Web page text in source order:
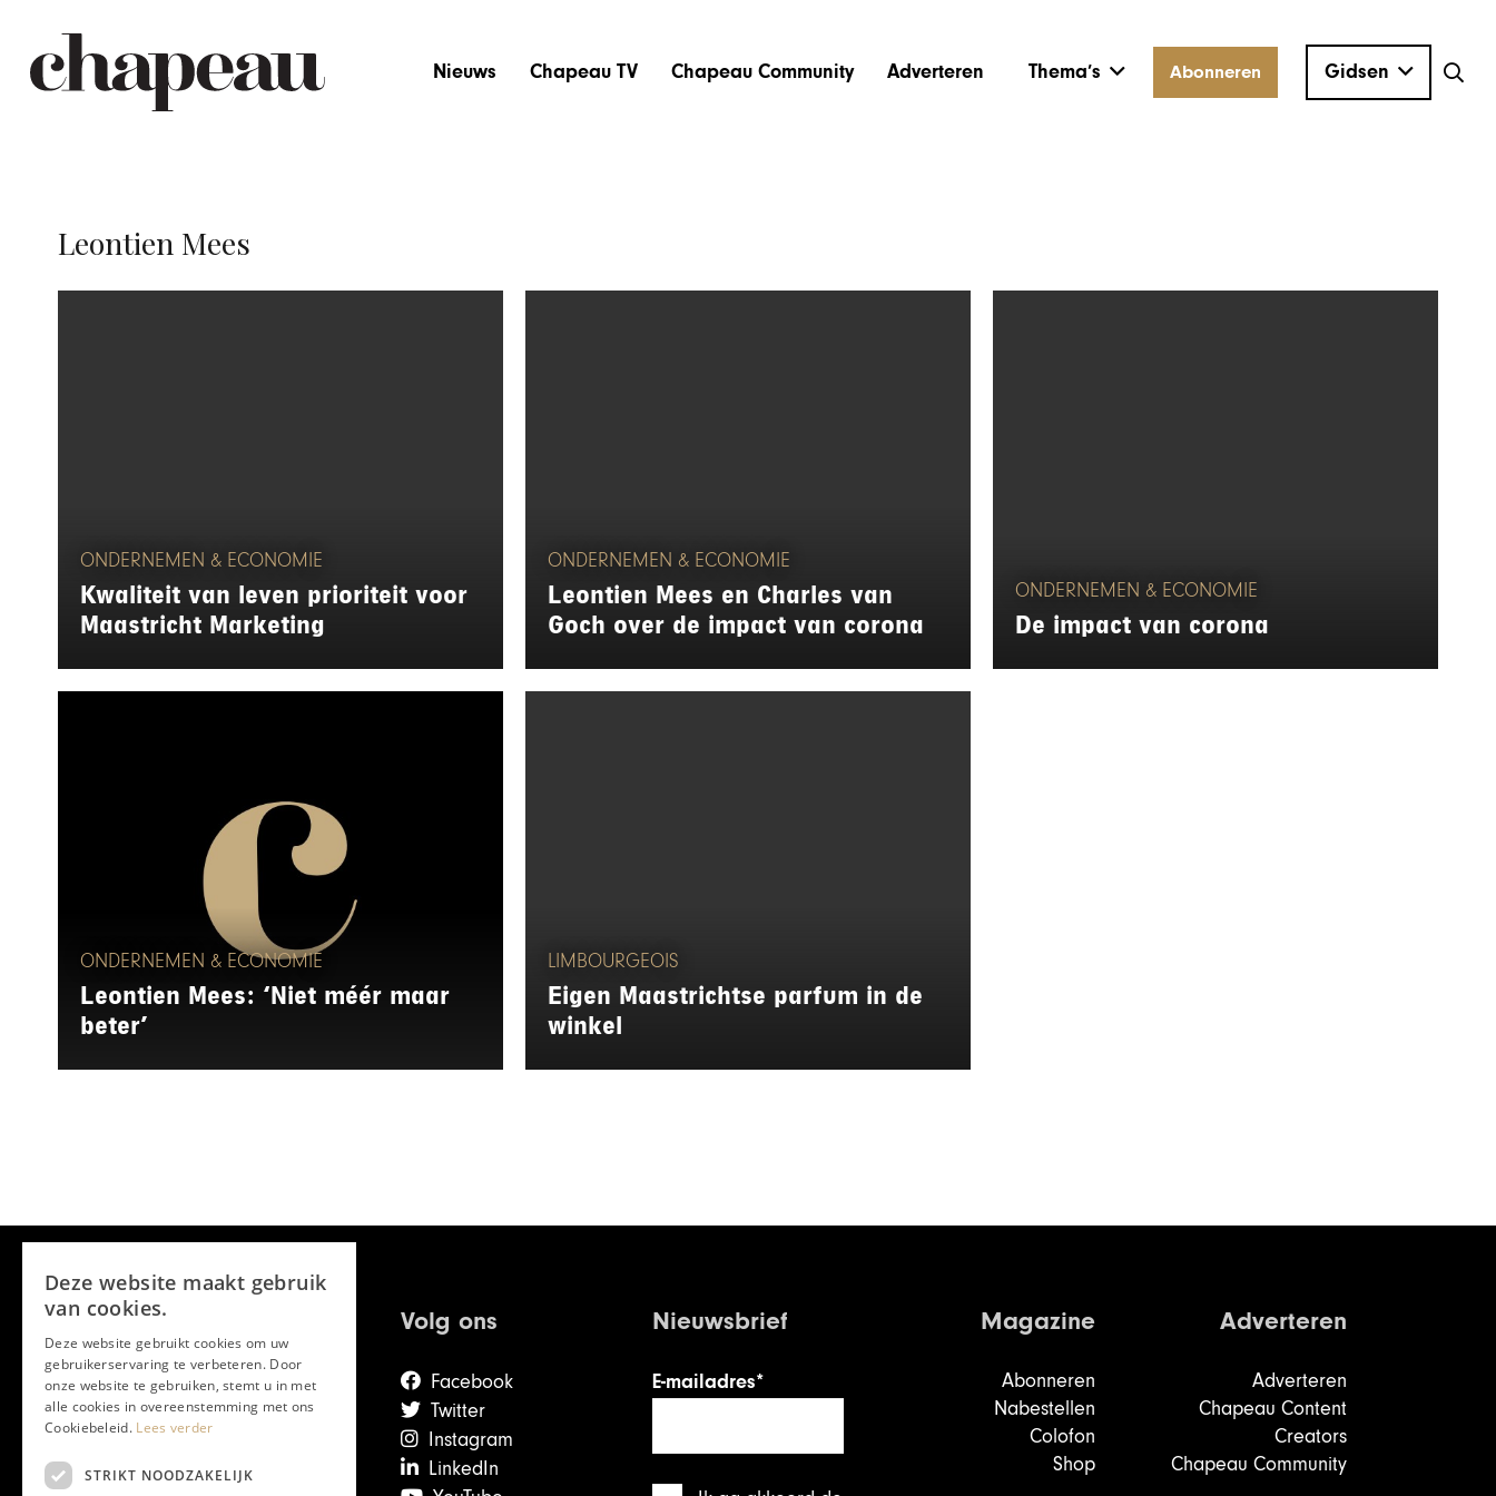
Nieuws Chapeau TV Chapeau Community Adverteren Thema’s Abonneren Gidsen
Leontien Mees
ONDERNEMEN & ECONOMIE
Kwaliteit van leven prioriteit voor
Maastricht Marketing
ONDERNEMEN & ECONOMIE
Leontien Mees en Charles van
Goch over de impact van corona
ONDERNEMEN & ECONOMIE
De impact van corona
ONDERNEMEN & ECONOMIE
Leontien Mees: ‘Niet méér maar
beter’
LIMBOURGEOIS
Eigen Maastrichtse parfum in de
winkel
Volg ons
Facebook
Twitter
Instagram
LinkedIn
Nieuwsbrief
E-mailadres*
Magazine
Abonneren
Nabestellen
Colofon
Shop
Adverteren
Adverteren
Chapeau Content
Creators
Chapeau Community
Deze website maakt gebruik
van cookies.
Deze website gebruikt cookies om uw
gebruikerservaring te verbeteren. Door
onze website te gebruiken, stemt u in met
alle cookies in overeenstemming met ons
Cookiebeleid. Lees verder
STRIKT NOODZAKELIJK